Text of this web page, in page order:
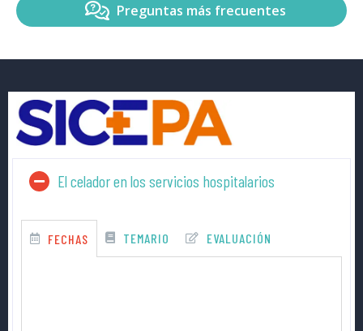
Preguntas más frecuentes
El celador en los servicios hospitalarios
FECHAS TEMARIO EVALUACIÓN